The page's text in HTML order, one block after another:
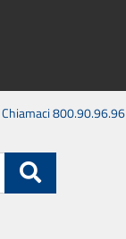
Chiamaci 800.90.96.96